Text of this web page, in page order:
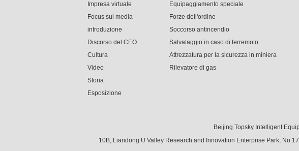
Impresa virtuale
Focus sui media
introduzione
Discorso del CEO
Cultura
Video
Storia
Esposizione
Equipaggiamento speciale
Forze dell'ordine
Soccorso antincendio
Salvataggio in caso di terremoto
Attrezzatura per la sicurezza in miniera
Rilevatore di gas
Beijing Topsky Intelligent
10B, Liandong U Valley Research and Innovation Enterprise Park,